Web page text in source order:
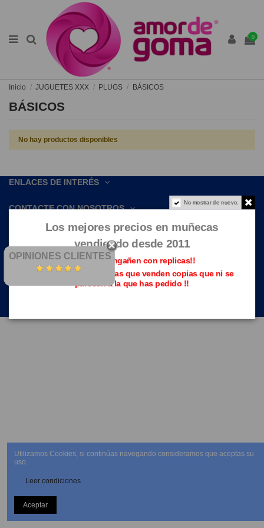
0
Inicio JUGUETES XXX PLUGS BÁSICOS
BÁSICOS
No hay productos disponibles
ENLACES DE INTERÉS
CONTACTE CON NOSOTROS
OPINIONES CLIENTES
No mostrar de nuevo.
Los mejores precios en muñecas
vendiendo desde 2011
Que no te engañen con replicas!!
Evita las páginas piratas que venden copias que ni se
parecen a la que has pedido !!
Utilizamos Cookies, si continúas navegando consideramos que aceptas su
uso.
Leer condiciones
Aceptar